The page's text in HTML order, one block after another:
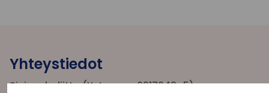
Yhteystiedot
Sininauhaliitto (Y-tunnus: 0217042–5)